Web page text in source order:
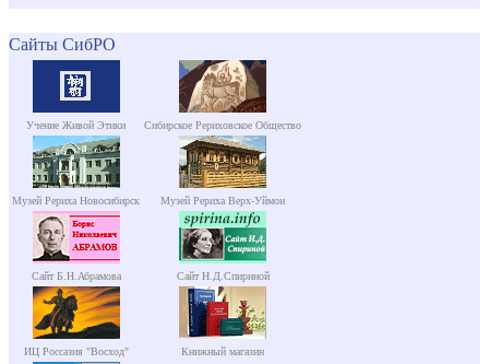
Сайты СибРО
Учение Живой Этики Сибирское Рериховское Общество
Музей Рериха Новосибирск Музей Рериха Верх-Уймон
Сайт Б.Н.Абрамова Сайт Н.Д.Спириной
ИЦ Россазия "Восход" Книжный магазин